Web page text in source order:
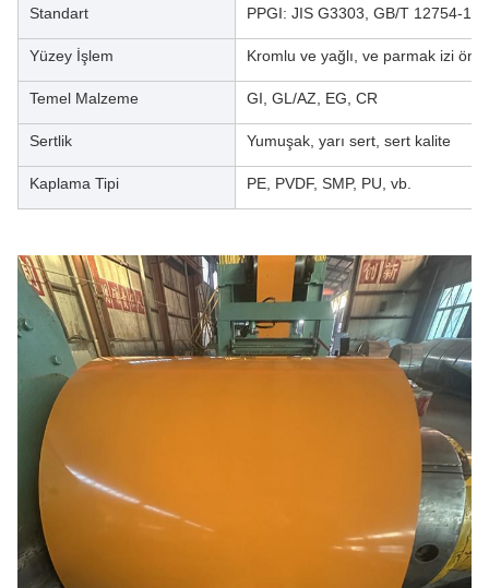
Standart PPGI: JIS G3303, GB/T 12754-
Yüzey İşlem Kromlu ve yağlı, ve parmak izi
Temel Malzeme GI, GL/AZ, EG, CR
Sertlik Yumuşak, yarı sert, sert kalite
Kaplama Tipi PE, PVDF, SMP, PU, vb.